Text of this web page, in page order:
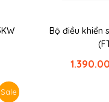
Bộ điều khiển
Sale